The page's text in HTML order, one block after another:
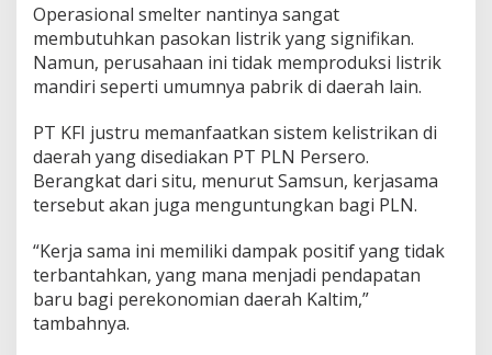
Operasional smelter nantinya sangat
membutuhkan pasokan listrik yang signifikan.
Namun, perusahaan ini tidak memproduksi listrik
mandiri seperti umumnya pabrik di daerah lain.
PT KFI justru memanfaatkan sistem kelistrikan di
daerah yang disediakan PT PLN Persero.
Berangkat dari situ, menurut Samsun, kerjasama
tersebut akan juga menguntungkan bagi PLN.
“Kerja sama ini memiliki dampak positif yang tidak
terbantahkan, yang mana menjadi pendapatan
baru bagi perekonomian daerah Kaltim,”
tambahnya.